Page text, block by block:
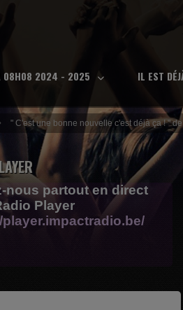
08H08 2024 - 2025 IL EST
" C'est une bonne nouvelle c'est déjà ça ! "
nous partout en direct
Player
player.impactradio.be/